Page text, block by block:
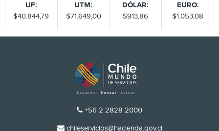
UF:
$40.844,79
UTM:
$71.649,00
DÓLAR:
$913,86
EURO:
$1.053,08
TELÉFONO
+56 2 2828 2000
EMAIL
chileservicios@hacienda.gov.cl